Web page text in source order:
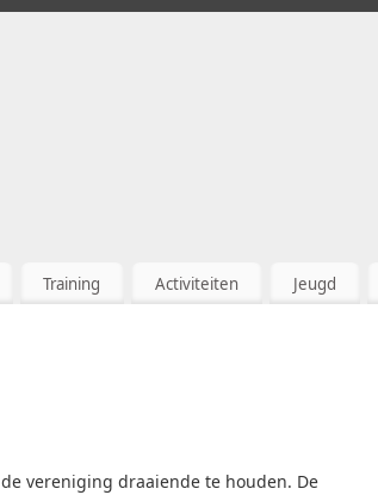
Training Activiteiten Jeugd
vereniging draaiende te houden. De